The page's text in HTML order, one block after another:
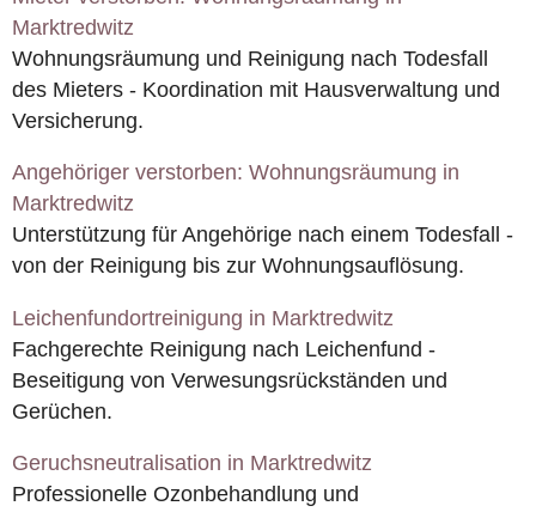
Marktredwitz
Wohnungsräumung und Reinigung nach Todesfall
des Mieters - Koordination mit Hausverwaltung und
Versicherung.
Angehöriger verstorben: Wohnungsräumung in
Marktredwitz
Unterstützung für Angehörige nach einem Todesfall -
von der Reinigung bis zur Wohnungsauflösung.
Leichenfundortreinigung in Marktredwitz
Fachgerechte Reinigung nach Leichenfund -
Beseitigung von Verwesungsrückständen und
Gerüchen.
Geruchsneutralisation in Marktredwitz
Professionelle Ozonbehandlung und